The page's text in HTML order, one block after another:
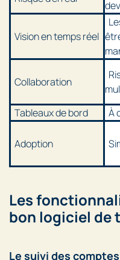
Vision en temps réel
Collaboration
Tableaux de bord
À
Adoption
Les
bon logiciel de
Le suivi des